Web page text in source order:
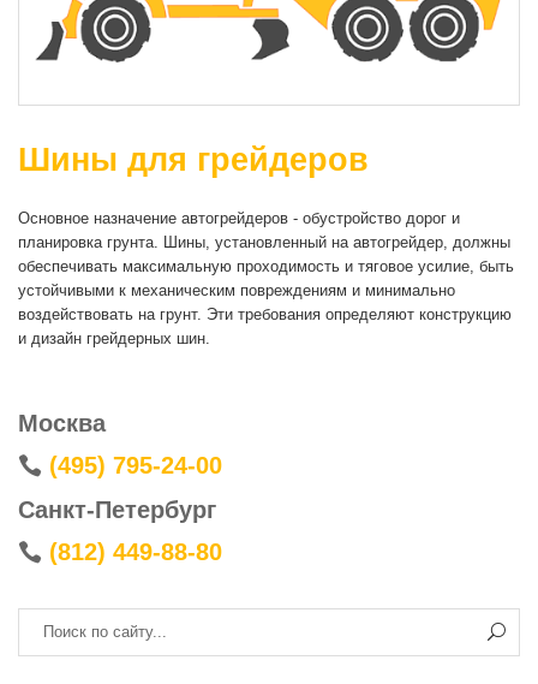
Шины для грейдеров
Основное назначение автогрейдеров - обустройство дорог и
планировка грунта. Шины, установленный на автогрейдер, должны
обеспечивать максимальную проходимость и тяговое усилие, быть
устойчивыми к механическим повреждениям и минимально
воздействовать на грунт. Эти требования определяют конструкцию
и дизайн грейдерных шин.
Москва
(495) 795-24-00
Cанкт-Петербург
(812) 449-88-80